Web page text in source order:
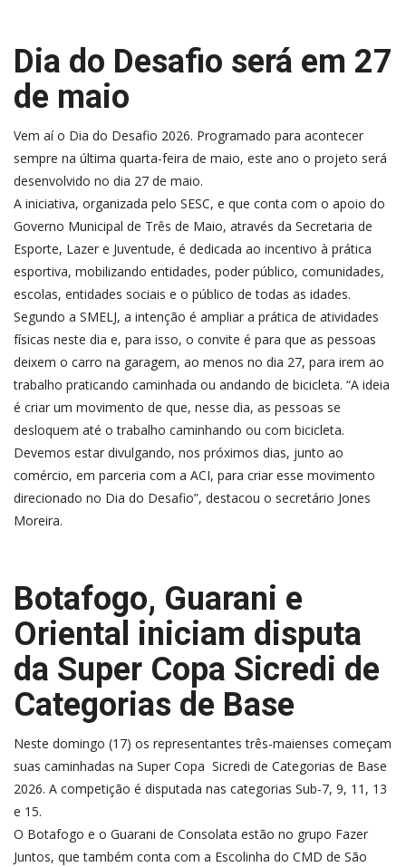
Dia do Desafio será em 27
de maio
Vem aí o Dia do Desafio 2026. Programado para acontecer
sempre na última quarta-feira de maio, este ano o projeto será
desenvolvido no dia 27 de maio.
A iniciativa, organizada pelo SESC, e que conta com o apoio do
Governo Municipal de Três de Maio, através da Secretaria de
Esporte, Lazer e Juventude, é dedicada ao incentivo à prática
esportiva, mobilizando entidades, poder público, comunidades,
escolas, entidades sociais e o público de todas as idades.
Segundo a SMELJ, a intenção é ampliar a prática de atividades
físicas neste dia e, para isso, o convite é para que as pessoas
deixem o carro na garagem, ao menos no dia 27, para irem ao
trabalho praticando caminhada ou andando de bicicleta. “A ideia
é criar um movimento de que, nesse dia, as pessoas se
desloquem até o trabalho caminhando ou com bicicleta.
Devemos estar divulgando, nos próximos dias, junto ao
comércio, em parceria com a ACI, para criar esse movimento
direcionado no Dia do Desafio”, destacou o secretário Jones
Moreira.
Botafogo, Guarani e
Oriental iniciam disputa
da Super Copa Sicredi de
Categorias de Base
Neste domingo (17) os representantes três-maienses começam
suas caminhadas na Super Copa Sicredi de Categorias de Base
2026. A competição é disputada nas categorias Sub-7, 9, 11, 13
e 15.
O Botafogo e o Guarani de Consolata estão no grupo Fazer
Juntos, que também conta com a Escolinha do CMD de São